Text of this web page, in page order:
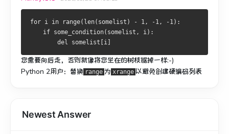
for i in range( len( somelist ) - 1, -1, -1):
if some_condition( somelist , i):
del somelist i
您需要向后走，否则就像将您坐在的树枝锯掉一样:-)
Python 2用户：替换 range 为 xrange 以避免创建硬编码列表
Newest Answer